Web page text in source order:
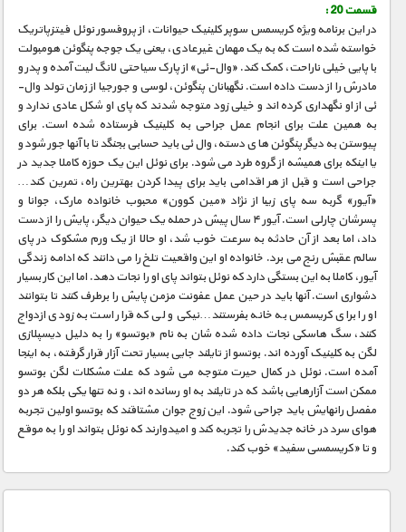
قسمت 20 :
در این برنامه ویژه کریسمس سوپر کلینیک حیوانات، از پروفسور نوئل فیتزپاتریک
خواسته شده است که به یک مهمان غیرعادی، یعنی یک جوجه پنگوئن هومبولت
با پایی خیلی ناراحت، کمک کند. «وال-ئی» از پارک سیاحتی لانگ لیت آمده و پدر و
مادرش را از دست داده است. نگهبانان پنگوئن، لوسی و جورجیا از زمان تولد وال-
ئی از او نگهداری کرده اند و خیلی زود متوجه شدند که پای او شکل عادی ندارد و
به همین علت برای انجام عمل جراحی به کلینیک فرستاده شده است. برای
پیوستن به دیگر پنگوئن ها ی دسته، وال ئی باید حسابی بجنگد تا با آنها جور شود و
یا اینکه برای همیشه از گروه طرد می شود. برای نوئل این یک حوزه کاملا جدید در
جراحی است و قبل از هر اقدامی باید برای پیدا کردن بهترین راه، تمرین کند…
«آیور» گربه سه پای زیبا از نژاد «مین کوون» محبوب خانواده مارک، جوانا و
پسرشان چارلی است. آیور ۴ سال پیش در حمله یک حیوان دیگر، پایش را از دست
داد، اما بعد از آن حادثه به سرعت خوب شد، او حالا از یک ورم مشکوک در پای
سالم عقبش رنج می برد. خانواده او این واقعیت تلخ را می دانند که ادامه زندگی
آیور، کاملا به این بستگی دارد که نوئل بتواند پای او را نجات دهد. اما این کار بسیار
دشواری است. آنها باید در حین عمل عفونت مزمن پایش را برطرف کنند تا بتوانند
او را برای کریسمس به خانه بفرستند…نیکی و لی که قرار است به زودی ازدواج
کنند، سگ هاسکی نجات داده شده شان به نام «بوتسو» را به دلیل دیسپلازی
لگن به کلینیک آورده اند. بوتسو از تایلند جایی بسیار تحت آزار قرار گرفته، به اینجا
آمده است. نوئل در کمال حیرت متوجه می شود که علت مشکلات لگن بوتسو
ممکن است آزارهایی باشد که در تایلند به او رسانده اند، و نه تنها یکی بلکه هر دو
مفصل رانهایش باید جراحی شود. این زوج جوان مشتاقند که بوتسو اولین تجربه
هوای سرد در خانه جدیدش را تجربه کند و امیدوارند که نوئل بتواند او را به موقع
و تا «کریسمسی سفید» خوب کند.